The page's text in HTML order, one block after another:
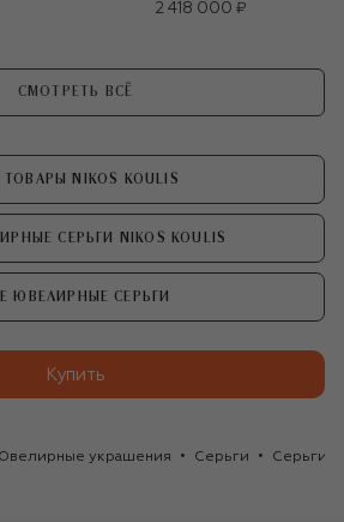
2 418 000 ₽
СМОТРЕТЬ ВСЁ
ТОВАРЫ NIKOS KOULIS
СЕРЬГИ NIKOS KOULIS
ЮВЕЛИРНЫЕ СЕРЬГИ
Купить
украшения Серьги Серьги